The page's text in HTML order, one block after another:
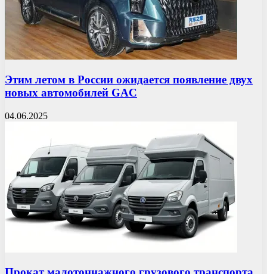
Этим летом в России ожидается появление двух
новых автомобилей GAC
04.06.2025